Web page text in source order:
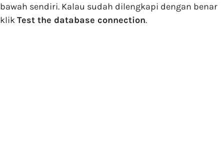
bawah sendiri. Kalau sudah dilengkapi dengan benar
klikTest the database connection.